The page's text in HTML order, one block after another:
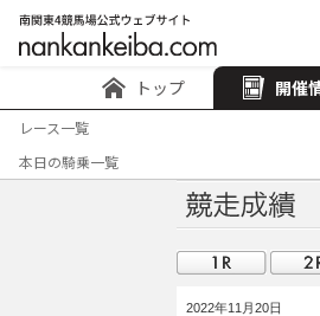
トップ 開催
レース一覧
本日の騎乗一覧
2022年11月20日